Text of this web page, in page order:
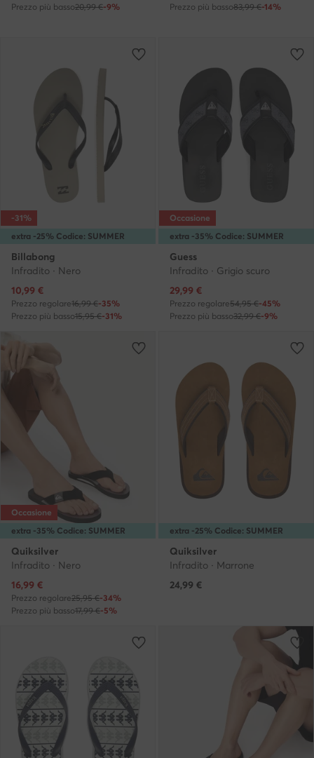
Prezzo più basso20,99 €-9%
Prezzo più basso83,99 €-14%
extra -25% Codice: SUMMER
-31%
Billabong
Infradito · Nero
Prezzo attuale
10,99 €
Prezzo regolare16,99 €-35%
Prezzo più basso15,95 €-31%
extra -35% Codice: SUMMER
Occasione
Guess
Infradito · Grigio scuro
Prezzo attuale
29,99 €
Prezzo regolare54,95 €-45%
Prezzo più basso32,99 €-9%
extra -35% Codice: SUMMER
Occasione
Quiksilver
Infradito · Nero
Prezzo attuale
16,99 €
Prezzo regolare25,95 €-34%
Prezzo più basso17,99 €-5%
extra -25% Codice: SUMMER
Quiksilver
Infradito · Marrone
24,99 €